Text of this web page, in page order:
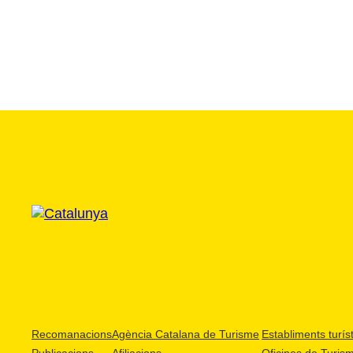
RecomanacionsAgència Catalana de Turisme Establiments